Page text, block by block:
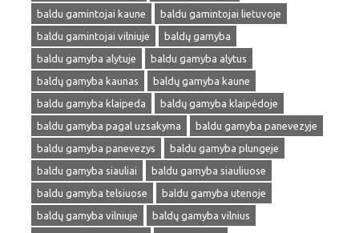
baldu gamintojai kaune
baldu gamintojai lietuvoje
baldu gamintojai vilniuje
baldų gamyba
baldu gamyba alytuje
baldu gamyba alytus
baldų gamyba kaunas
baldų gamyba kaune
baldu gamyba klaipeda
baldų gamyba klaipėdoje
baldu gamyba pagal uzsakyma
baldu gamyba panevezyje
baldu gamyba panevezys
baldu gamyba plungeje
baldu gamyba siauliai
baldu gamyba siauliuose
baldu gamyba telsiuose
baldu gamyba utenoje
baldų gamyba vilniuje
baldų gamyba vilnius